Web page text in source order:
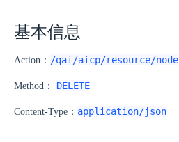
基本信息
Action： /qai/aicp/resource/node
Method： DELETE
Content-Type： application/json